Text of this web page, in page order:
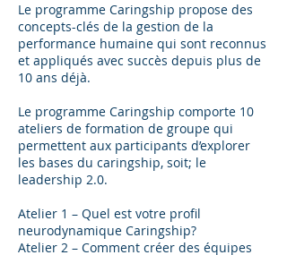
Le programme Caringship propose des
concepts-clés de la gestion de la
performance humaine qui sont reconnus
et appliqués avec succès depuis plus de
10 ans déjà.
Le programme Caringship comporte 10
ateliers de formation de groupe qui
permettent aux participants d’explorer
les bases du caringship, soit; le
leadership 2.0.
Atelier 1 – Quel est votre profil
neurodynamique Caringship?
Atelier 2 – Comment créer des équipes